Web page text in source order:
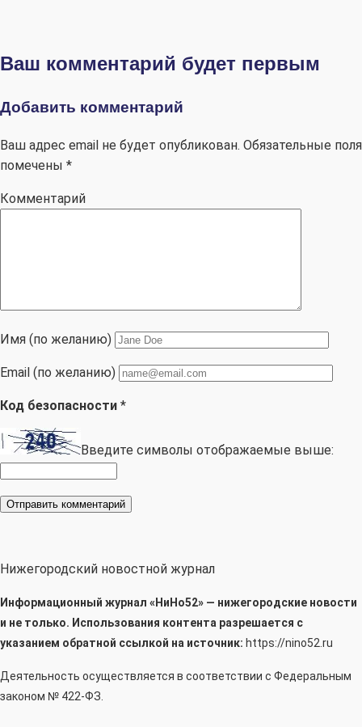
Ваш комментарий будет первым
Добавить комментарий
Ваш адрес email не будет опубликован. Обязательные поля
помечены *
Комментарий
Имя (по желанию)
Email (по желанию)
Код безопасности *
Введите символы отображаемые выше:
Нижегородский новостной журнал
Информационный журнал «НиНо52» — нижегородские новости
и не только. Использования контента разрешается с
указанием обратной ссылкой на источник: https://nino52.ru
Деятельность осуществляется в соответствии с Федеральным
законом № 422-ФЗ.